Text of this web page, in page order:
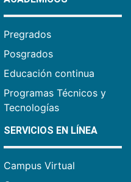
Pregrados
Posgrados
Educación continua
Programas Técnicos y
Tecnologías
SERVICIOS EN LÍNEA
Campus Virtual